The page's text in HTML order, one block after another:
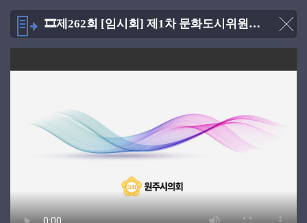
🎞제262회 [임시회] 제1차 문화도시위원회 [2026.01.20]